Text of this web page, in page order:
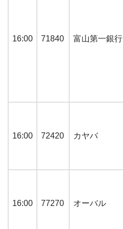
16:00 71840 富山第一銀行
16:00 72420 カヤバ
16:00 77270 オーバル